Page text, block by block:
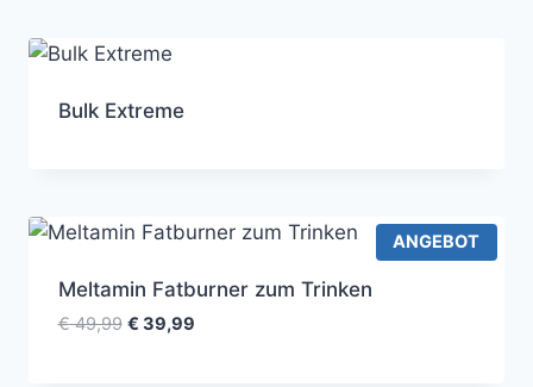
Bulk Extreme
ANGEBOTP
R
Meltamin Fatburner zum Trinken
€49,99 U
€ 39,99A